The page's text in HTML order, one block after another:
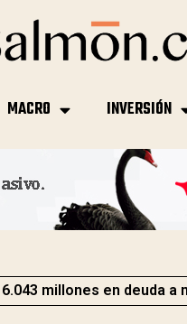
MACRO INVERSIÓN
millones en deuda a